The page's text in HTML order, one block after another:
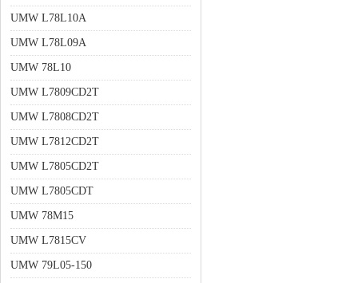
UMW L78L10A
UMW L78L09A
UMW 78L10
UMW L7809CD2T
UMW L7808CD2T
UMW L7812CD2T
UMW L7805CD2T
UMW L7805CDT
UMW 78M15
UMW L7815CV
UMW 79L05-150